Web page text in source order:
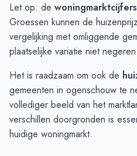
Let op: de woningmarktcijfers
Groessen kunnen de
vergelijking met omliggende
plaatselijke variatie niet
Het is raadzaam om ook de
gemeenten in ogenschouw te
vollediger beeld van het
verschillen doorgronden is
huidige woningmarkt.